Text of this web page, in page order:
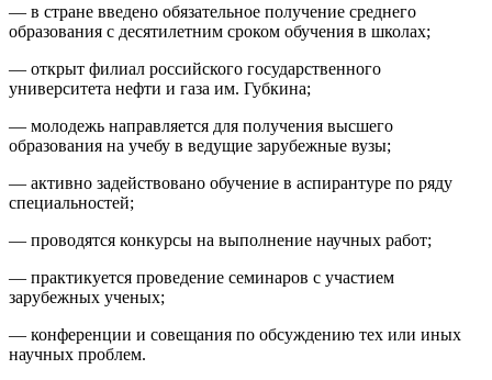
— в стране введено обязательное получение среднего
образования с десятилетним сроком обучения в школах;
— открыт филиал российского государственного
университета нефти и газа им. Губкина;
— молодежь направляется для получения высшего
образования на учебу в ведущие зарубежные вузы;
— активно задействовано обучение в аспирантуре по ряду
специальностей;
— проводятся конкурсы на выполнение научных работ;
— практикуется проведение семинаров с участием
зарубежных ученых;
— конференции и совещания по обсуждению тех или иных
научных проблем.